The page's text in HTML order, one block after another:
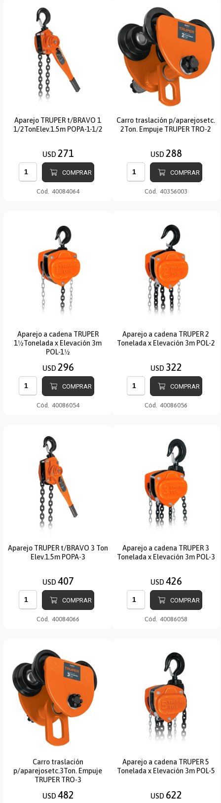
Aparejo TRUPER t/BRAVO 1
1/2TonElev.1.5m POPA-1-1/2
USD 271
COMPRAR
Cód. 40084064
Carro traslación p/aparejosetc.
2Ton. Empuje TRUPER TRO-2
USD 288
COMPRAR
Cód. 40356003
Aparejo a cadena TRUPER
1½Tonelada x Elevación 3m
POL-1½
USD 296
COMPRAR
Cód. 40086054
Aparejo a cadena TRUPER 2
Tonelada x Elevación 3m POL-2
USD 322
COMPRAR
Cód. 40086056
Aparejo TRUPER t/BRAVO 3 Ton
Elev.1.5m POPA-3
USD 407
COMPRAR
Cód. 40084066
Aparejo a cadena TRUPER 3
Tonelada x Elevación 3m POL-3
USD 426
COMPRAR
Cód. 40086058
Carro traslación
p/aparejosetc.3Ton. Empuje
TRUPER TRO-3
USD 482
Aparejo a cadena TRUPER 5
Tonelada x Elevación 3m POL-5
USD 622